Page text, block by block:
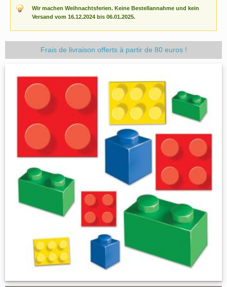
Wir machen Weihnachtsferien. Keine Bestellannahme und kein
Versand vom 16.12.2024 bis 06.01.2025.
Frais de livraison offerts à partir de 80 euros !